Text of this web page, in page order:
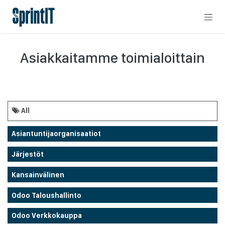
Asiakkaitamme toimialoittain
All
Asiantuntijaorganisaatiot
Järjestöt
Kansainvälinen
Odoo Taloushallinto
Odoo Verkkokauppa